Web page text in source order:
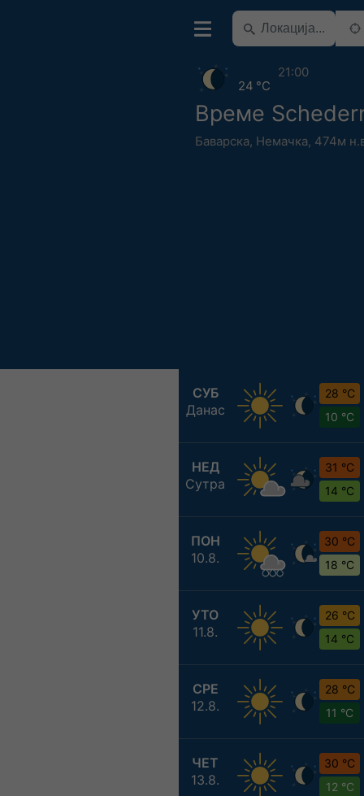
Време
Баварска, Немачка, 474м
24 °C
21:00
СУБ
Данас
28 °C
10 °C
НЕД
Сутра
31 °C
14 °C
ПОН
10.8.
30 °C
18 °C
УТО
11.8.
26 °C
14 °C
СРЕ
12.8.
28 °C
11 °C
ЧЕТ
13.8.
30 °C
12 °C